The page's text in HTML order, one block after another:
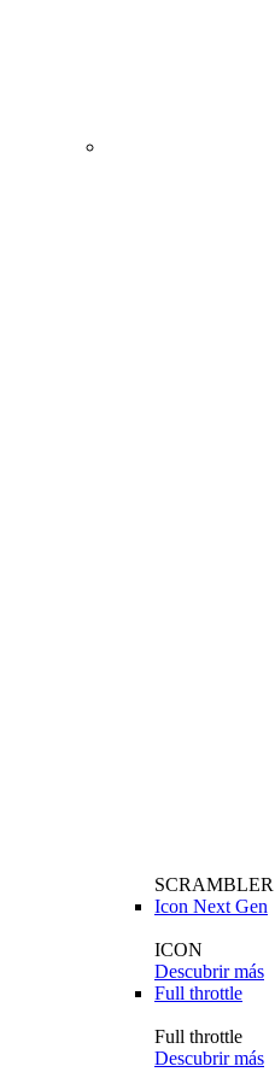
SCRAMBLER
Icon Next Gen
ICON
Descubrir más
Full throttle
Full throttle
Descubrir más